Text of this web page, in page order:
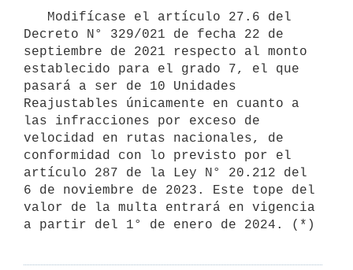
Decreto N° 329/021 de fecha 22 de
septiembre de 2021 respecto al monto
establecido para el grado 7, el que
pasará a ser de 10 Unidades
Reajustables únicamente en cuanto a
las infracciones por exceso de
velocidad en rutas nacionales, de
conformidad con lo previsto por el
artículo 287 de la Ley N° 20.212 del
6 de noviembre de 2023. Este tope del
valor de la multa entrará en vigencia